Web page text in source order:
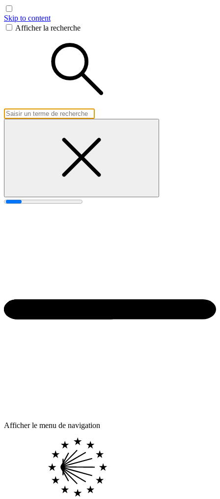
Skip to content
Afficher la recherche
Afficher le menu de navigation